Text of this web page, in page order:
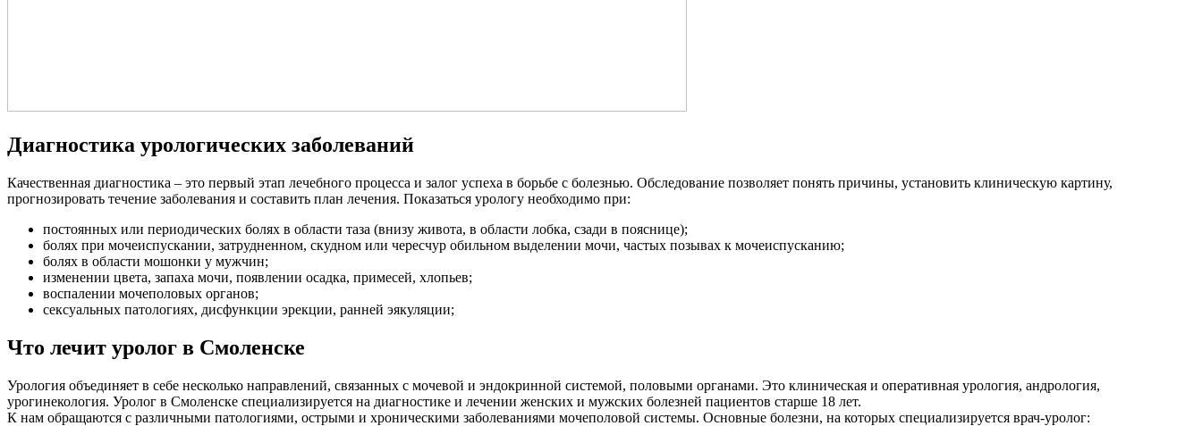
Диагностика урологических заболеваний
Качественная диагностика – это первый этап лечебного процесса и залог успеха в борьбе с болезнью. Обследование позволяет понять причины, установить клиническую картину,
прогнозировать течение заболевания и составить план лечения. Показаться урологу необходимо при:
постоянных или периодических болях в области таза (внизу живота, в области лобка, сзади в пояснице);
болях при мочеиспускании, затрудненном, скудном или чересчур обильном выделении мочи, частых позывах к мочеиспусканию;
болях в области мошонки у мужчин;
изменении цвета, запаха мочи, появлении осадка, примесей, хлопьев;
воспалении мочеполовых органов;
сексуальных патологиях, дисфункции эрекции, ранней эякуляции;
Что лечит уролог в Смоленске
Урология объединяет в себе несколько направлений, связанных с мочевой и эндокринной системой, половыми органами. Это клиническая и оперативная урология, андрология,
урогинекология. Уролог в Смоленске специализируется на диагностике и лечении женских и мужских болезней пациентов старше 18 лет.
К нам обращаются с различными патологиями, острыми и хроническими заболеваниями мочеполовой системы. Основные болезни, на которых специализируется врач-уролог: